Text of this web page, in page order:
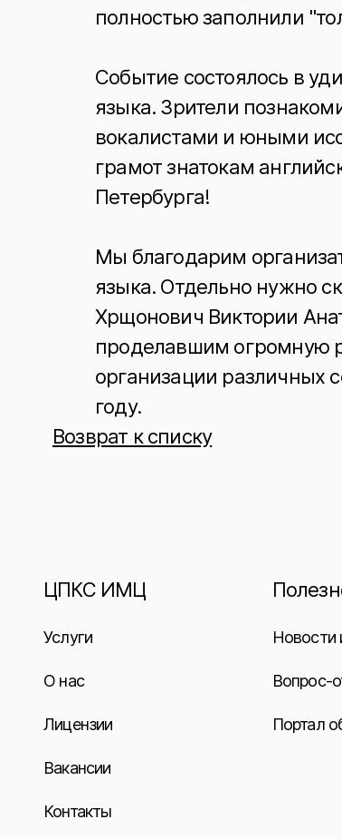
полностью заполнили
Событие состоялось в
языка. Зрители
вокалистами и юными
грамот знатокам
Петербурга!
Мы благодарим
языка. Отдельно нужно
Хрщонович Виктории
проделавшим огромную
организации различных
году.
Возврат к списку
ЦПКС ИМЦ
Услуги
О нас
Лицензии
Вакансии
Контакты
Новости
Вопрос-
Портал